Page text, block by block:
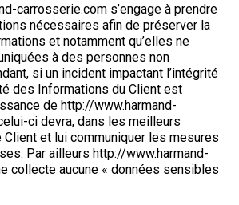
carrosserie.com s’engage à prendre
nécessaires afin de préserver la
et notamment qu’elles ne
à des personnes non
si un incident impactant l’intégrité
des Informations du Client est
de http://www.harmand-
ci devra, dans les meilleurs
et lui communiquer les mesures
Par ailleurs http://www.harmand-
collecte aucune « données sensibles